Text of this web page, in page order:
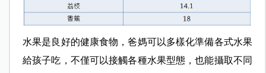
水果是良好的健康食物，爸媽可以多樣化準備各式水果
給孩子吃，不僅可以接觸各種水果型態，也能攝取不同